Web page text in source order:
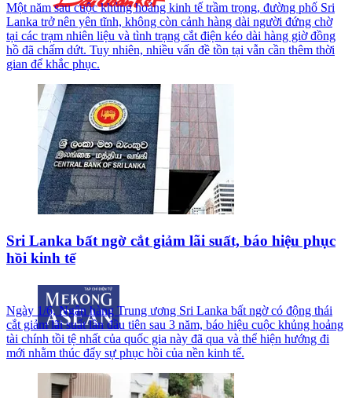
Một năm sau cuộc khủng hoảng kinh tế trầm trọng, đường phố Sri
Lanka trở nên yên tĩnh, không còn cảnh hàng dài người đứng chờ
tại các trạm nhiên liệu và tình trạng cắt điện kéo dài hàng giờ đồng
hồ đã chấm dứt. Tuy nhiên, nhiều vấn đề tồn tại vẫn cần thêm thời
gian để khắc phục.
Sri Lanka bất ngờ cắt giảm lãi suất, báo hiệu phục
hồi kinh tế
Ngày 1/6, Ngân hàng Trung ương Sri Lanka bất ngờ có động thái
cắt giảm lãi suất lần đầu tiên sau 3 năm, báo hiệu cuộc khủng hoảng
tài chính tồi tệ nhất của quốc gia này đã qua và thể hiện hướng đi
mới nhằm thúc đẩy sự phục hồi của nền kinh tế.